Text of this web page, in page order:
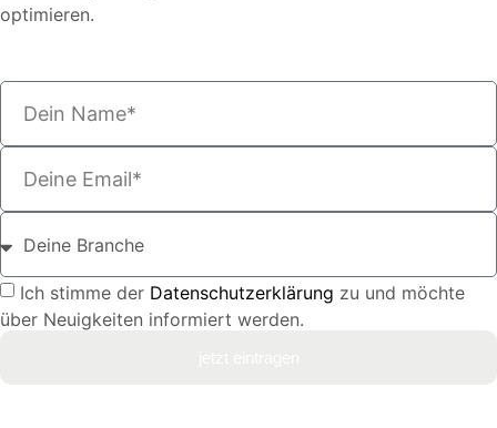
optimieren.
Ich stimme der Datenschutzerklärung zu und möchte
über Neuigkeiten informiert werden.